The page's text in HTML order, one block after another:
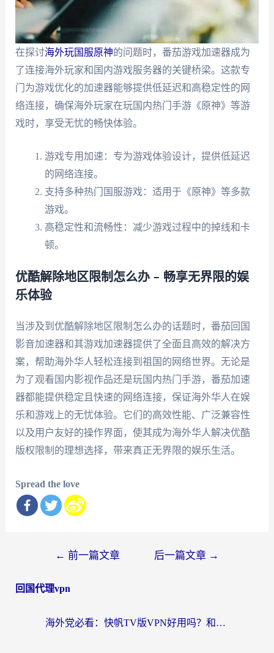
在探讨海外玩国服原神的问题时，番茄游戏加速器成为
了连接海外玩家和国内游戏服务器的关键桥梁。这款专
门为游戏优化的加速器能够提供低延迟和高稳定性的网
络连接，确保海外玩家在玩国内热门手游《原神》等游
戏时，享受无忧的畅快体验。
游戏专用加速：专为游戏体验设计，提供低延迟
的网络连接。
支持多种热门国服游戏：适用于《原神》等多款
游戏。
高稳定性和流畅性：减少游戏过程中的掉线和卡
顿。
优酷解除地区限制怎么办 – 畅享无界限的娱
乐体验
当涉及到优酷解除地区限制怎么办的话题时，番茄回国
影音加速器和其游戏加速器提供了全面且高效的解决方
案，帮助海外华人轻松连接到祖国的网络世界。无论是
为了观看国内影视作品还是玩国内热门手游，番茄加速
器都能提供稳定且快速的网络连接，保证海外华人在娱
乐和游戏上的无忧体验。它们的高效性能、广泛兼容性
以及用户友好的操作界面，使其成为海外华人解决优酷
版权限制的理想选择，带来真正无界限的娱乐生活。
Spread the love
导
← 前一篇文章 后一篇文章 →
回国代理vpn
海外党必看：快帆TV版VPN好用吗？和快游VPN对比哪个回国效果更好？附实用避坑指南